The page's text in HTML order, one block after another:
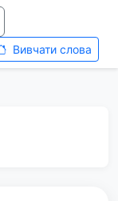
Вивчати слова